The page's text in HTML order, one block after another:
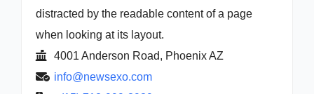
distracted by the readable content of a page
when looking at its layout.
4001 Anderson Road, Phoenix AZ
info@newsexo.com